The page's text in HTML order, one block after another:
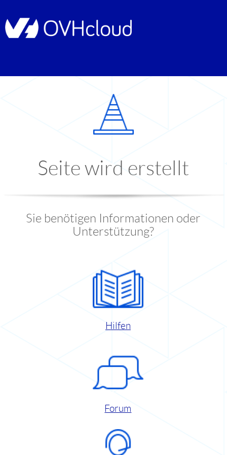
Seite wird erstellt
Sie benötigen Informationen oder
Unterstützung?
Hilfen
Forum